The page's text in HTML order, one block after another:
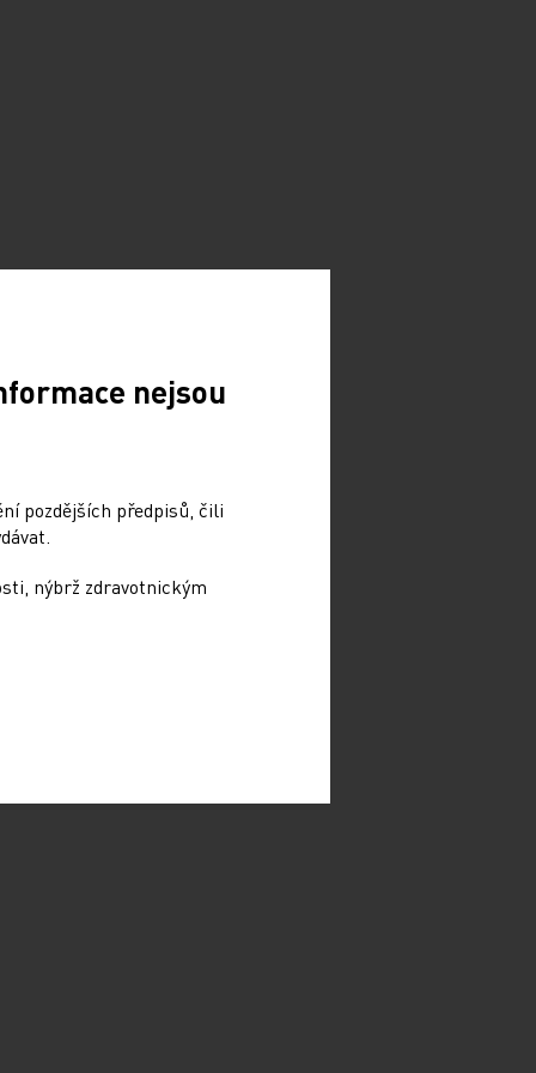
nejsou
pozdějších předpisů, čili
nýbrž zdravotnickým